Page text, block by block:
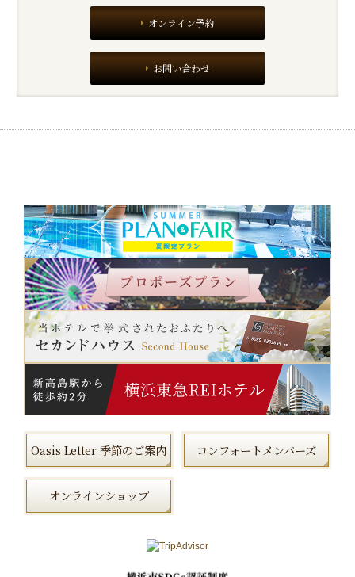
オンライン予約
お問い合わせ
Oasis Letter 季節のご案内 コンフォートメンバーズ
オンラインショップ